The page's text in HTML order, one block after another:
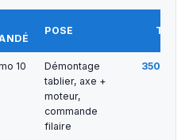
POSE
10
Démontage
tablier, axe +
moteur,
commande
filaire
350 € —